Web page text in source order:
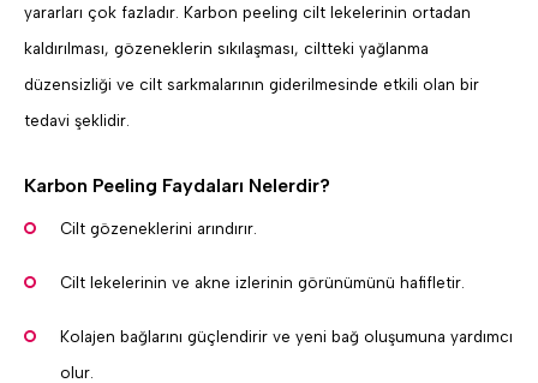
yararları çok fazladır. Karbon peeling cilt lekelerinin ortadan
kaldırılması, gözeneklerin sıkılaşması, ciltteki yağlanma
düzensizliği ve cilt sarkmalarının giderilmesinde etkili olan bir
tedavi şeklidir.
Karbon Peeling Faydaları Nelerdir?
Cilt gözeneklerini arındırır.
Cilt lekelerinin ve akne izlerinin görünümünü hafifletir.
Kolajen bağlarını güçlendirir ve yeni bağ oluşumuna yardımcı
olur.